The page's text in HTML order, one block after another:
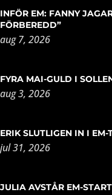
INFÖR EM: FANNY
FÖRBEREDD”
aug 7, 2026
FYRA MAI-GULD I
aug 3, 2026
ERIK SLUTLIGEN IN I
jul 31, 2026
JULIA AVSTÅR EM-